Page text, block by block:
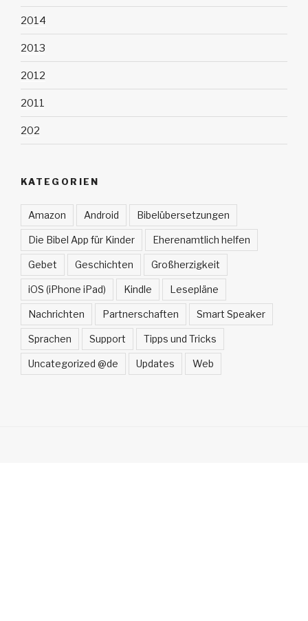
2014
2013
2012
2011
202
KATEGORIEN
Amazon Android Bibelübersetzungen
Die Bibel App für Kinder Eherenamtlich helfen
Gebet Geschichten Großherzigkeit
iOS (iPhone iPad) Kindle Lesepläne
Nachrichten Partnerschaften Smart Speaker
Sprachen Support Tipps und Tricks
Uncategorized @de Updates Web